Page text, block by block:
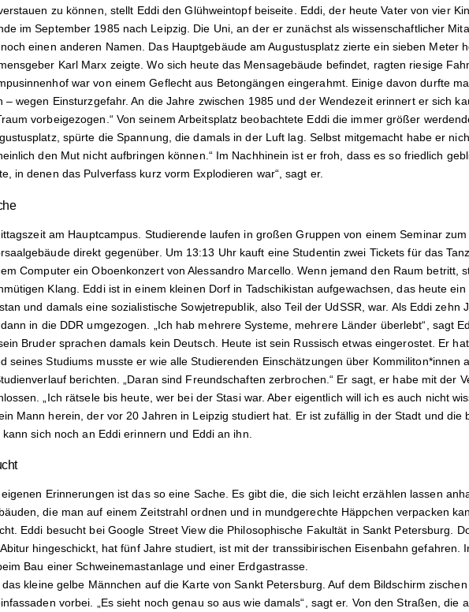
zu können, stellt Eddi den Glühweintopf beiseite. Eddi, der heute Vater von vier
im September 1985 nach Leipzig. Die Uni, an der er zunächst als wissenschaftlicher
einen anderen Namen. Das Hauptgebäude am Augustusplatz zierte ein sieben Meter
Karl Marx zeigte. Wo sich heute das Mensagebäude befindet, ragten riesige
war von einem Geflecht aus Betongängen eingerahmt. Einige davon durfte
– wegen Einsturzgefahr. An die Jahre zwischen 1985 und der Wendezeit erinnert er sich
vorbeigezogen.“ Von seinem Arbeitsplatz beobachtete Eddi die immer größer
spürte die Spannung, die damals in der Luft lag. Selbst mitgemacht habe er
den Mut nicht aufbringen können.“ Im Nach­hinein ist er froh, dass es so friedlich
in denen das Pulverfass kurz vorm Explodieren war“, sagt er.
am Hauptcampus. Studierende laufen in großen Gruppen von einem Seminar
direkt gegenüber. Um 13:13 Uhr kauft eine Studentin zwei Tickets für das
Computer ein Oboenkonzert von Alessandro Marcello. Wenn jemand den Raum betritt,
Klang. Eddi ist in einem kleinen Dorf in Tadschikistan aufgewachsen, das heute
und damals eine sozialistische Sowjetrepublik, also Teil der UdSSR, war. Als Eddi zehn
in die DDR umgezogen. „Ich hab mehrere Systeme, mehrere Länder überlebt“, sagt
Bruder sprachen damals kein Deutsch. Heute ist sein Russisch etwas eingerostet. Er
seines Studiums musste er wie alle Studierenden Einschätzungen über Kommiliton*innen
berichten. „Daran sind Freundschaften zerbrochen.“ Er sagt, er habe mit der
„Ich rätsele bis heute, wer bei der Stasi war. Aber eigentlich will ich es auch nicht
Mann herein, der vor 20 Jahren in Leipzig studiert hat. Er ist zufällig in der Stadt und die
kann sich noch an Eddi erinnern und Eddi an ihn.
Erinnerungen ist das so eine Sache. Es gibt die, die sich leicht erzählen lassen
die man auf einem Zeitstrahl ordnen und in mundgerechte Häppchen verpacken
Eddi besucht bei Google Street View die Philosophische Fakultät in Sankt Petersburg.
hingeschickt, hat fünf Jahre studiert, ist mit der transsibirischen Eisenbahn gefahren.
Bau einer Schweinemastanlage und einer Erdgastrasse.
das kleine gelbe Männchen auf die Karte von Sankt Petersburg. Auf dem Bildschirm
vorbei. „Es sieht noch genau so aus wie damals“, sagt er. Von den Straßen, die